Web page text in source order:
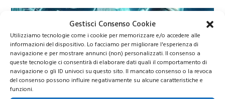
Gestisci Consenso Cookie
Utilizziamo tecnologie come i cookie per memorizzare e/o accedere alle
informazioni del dispositivo. Lo facciamo per migliorare l'esperienza di
navigazione e per mostrare annunci (non) personalizzati. Il consenso a
queste tecnologie ci consentirà di elaborare dati quali il comportamento di
navigazione o gli ID univoci su questo sito. Il mancato consenso o la revoca
del consenso possono influire negativamente su alcune caratteristiche e
funzioni.
BTC 2026